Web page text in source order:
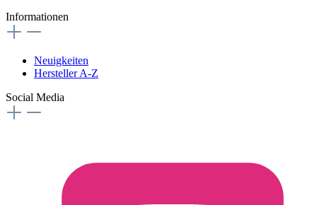
Informationen
Neuigkeiten
Hersteller A-Z
Social Media